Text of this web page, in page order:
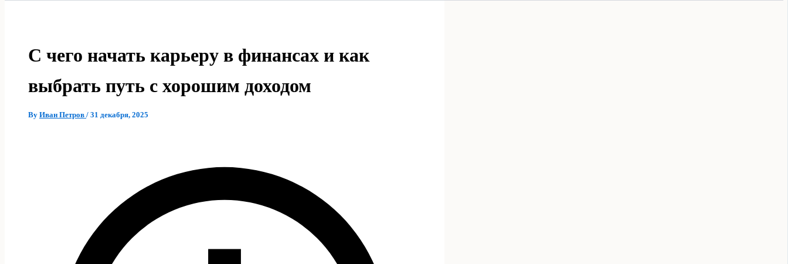
С чего начать карьеру в финансах и как
выбрать путь с хорошим доходом
By Иван Петров / 31 декабря, 2025